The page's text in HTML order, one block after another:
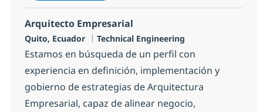
Arquitecto Empresarial
Localização
Quito, Ecuador Categoria
Technical Engineering
Estamos en búsqueda de un perfil con
experiencia en definición, implementación y
gobierno de estrategias de Arquitectura
Empresarial, capaz de alinear negocio,